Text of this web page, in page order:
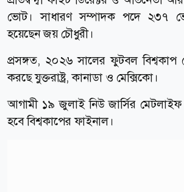
ভোট। সাধারণ সম্পাদক পদে ২৩৭
হয়েছেন জয় চৌধুরী।
প্রসঙ্গত, ২০২৬ সালের ফুটবল
করছে যুক্তরাষ্ট্র, কানাডা ও মেক্সিকো।
আগামী ১৯ জুলাই নিউ জার্সির মেটলাইফ
হবে বিশ্বকাপের ফাইনাল।